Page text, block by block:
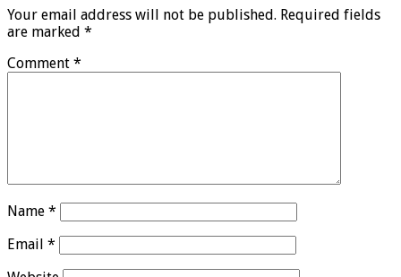
Your email address will not be published. Required fields
are marked *
Comment *
Name *
Email *